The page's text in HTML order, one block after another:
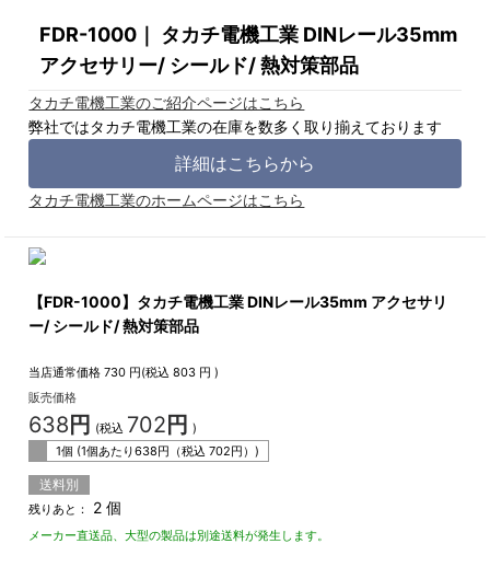
FDR-1000｜ タカチ電機工業 DINレール35mm
アクセサリー/ シールド/ 熱対策部品
タカチ電機工業のご紹介ページはこちら
弊社ではタカチ電機工業の在庫を数多く取り揃えております
詳細はこちらから
タカチ電機工業のホームページはこちら
【FDR-1000】タカチ電機工業 DINレール35mm アクセサリ
ー/ シールド/ 熱対策部品
当店通常価格 730 円(税込803 円 )
販売価格
638 円 (税込 702 円 )
1個 (1個あたり638円（税込702円）)
送料別
残りあと： 2 個
メーカー直送品、大型の製品は別途送料が発生します。